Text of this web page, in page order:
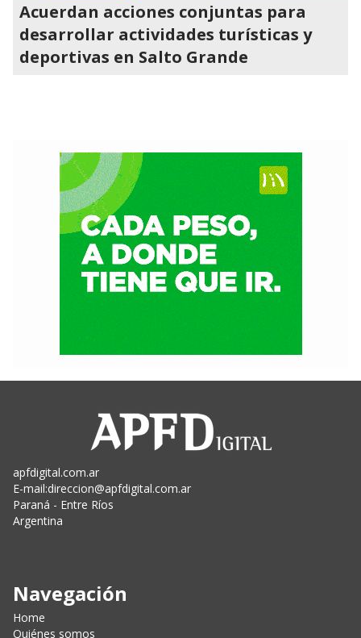
Acuerdan acciones conjuntas para
desarrollar actividades turísticas y
deportivas en Salto Grande
apfdigital.com.ar
E-mail:direccion@apfdigital.com.ar
Paraná - Entre Ríos
Argentina
Navegación
Home
Quiénes somos